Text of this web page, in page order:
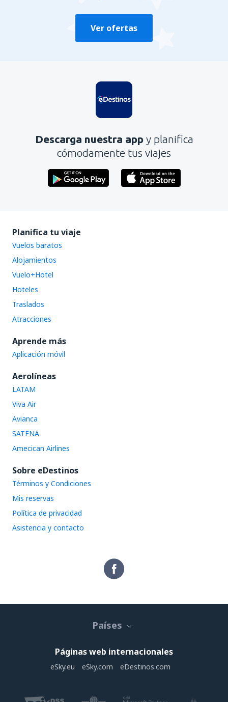
Ver ofertas
Descarga nuestra app y planifica
cómodamente tus viajes
Planifica tu viaje
Vuelos baratos
Alojamientos
Vuelo+Hotel
Hoteles
Traslados
Atracciones
Aprende más
Aplicación móvil
Aerolíneas
LATAM
Viva Air
Avianca
SATENA
Amecican Airlines
Sobre eDestinos
Términos y Condiciones
Mis reservas
Política de privacidad
Asistencia y contacto
Países
Páginas web internacionales
eSky.eu eSky.com eDestinos.com